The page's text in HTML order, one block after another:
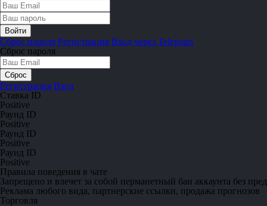
Сброс пароля Регистрация Вход через Telegram
Сброс пароля
Регистрация Вход
Ставка ID
Positive
Раунд ID
Positive
Раунд ID
Positive
Раунд ID
Positive
Правила поведения в чате
Запрещено и влечет за собой перманетный бан аккаунта без
Реклама любого вида, партнерские ссылки, продажа прогнозов
Торговля